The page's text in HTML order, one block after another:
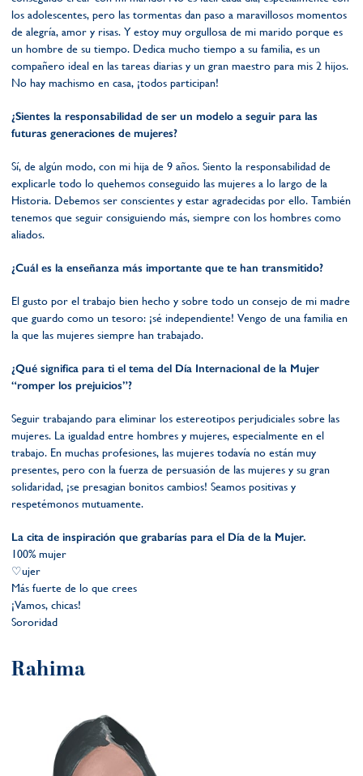
los adolescentes, pero las tormentas dan paso a maravillosos momentos
de alegría, amor y risas. Y estoy muy orgullosa de mi marido porque es
un hombre de su tiempo. Dedica mucho tiempo a su familia, es un
compañero ideal en las tareas diarias y un gran maestro para mis 2 hijos.
No hay machismo en casa, ¡todos participan!
¿Sientes la responsabilidad de ser un modelo a seguir para las
futuras generaciones de mujeres?
Sí, de algún modo, con mi hija de 9 años. Siento la responsabilidad de
explicarle todo lo quehemos conseguido las mujeres a lo largo de la
Historia. Debemos ser conscientes y estar agradecidas por ello. También
tenemos que seguir consiguiendo más, siempre con los hombres como
aliados.
¿Cuál es la enseñanza más importante que te han transmitido?
El gusto por el trabajo bien hecho y sobre todo un consejo de mi madre
que guardo como un tesoro: ¡sé independiente! Vengo de una familia en
la que las mujeres siempre han trabajado.
¿Qué significa para ti el tema del Día Internacional de la Mujer
“romper los prejuicios”?
Seguir trabajando para eliminar los estereotipos perjudiciales sobre las
mujeres. La igualdad entre hombres y mujeres, especialmente en el
trabajo. En muchas profesiones, las mujeres todavía no están muy
presentes, pero con la fuerza de persuasión de las mujeres y su gran
solidaridad, ¡se presagian bonitos cambios! Seamos positivas y
respetémonos mutuamente.
La cita de inspiración que grabarías para el Día de la Mujer.
100% mujer
♡ujer
Más fuerte de lo que crees
¡Vamos, chicas!
Sororidad
Rahima